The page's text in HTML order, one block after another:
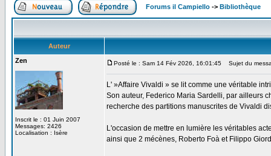
Forums il Campiello -> Bibliothèque
Auteur
Zen
Inscrit le : 01 Juin 2007
Messages: 2426
Localisation : Isère
Posté le : Sam 14 Fév 2026, 16:01:45 Sujet du
L' »Affaire Vivaldi » se lit comme une véritable
Son auteur, Federico Maria Sardelli, par ailleurs
recherche des partitions manuscrites de Vivaldi
L'occasion de mettre en lumière les véritables
ainsi que 2 mécènes, Roberto Foà et Filippo